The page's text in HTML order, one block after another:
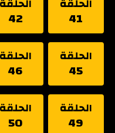
41
42
الحلقة
45
الحلقة
46
الحلقة
49
الحلقة
50